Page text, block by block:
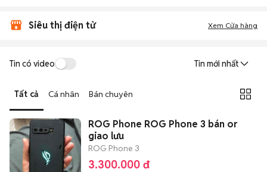
Siêu thị điện tử Xem Cửa hàng
Tin có video Tin mới nhất
Tất cả Cá nhân Bán chuyên
ROG Phone ROG Phone 3 bán or
giao lưu
ROG Phone 3
3.300.000 đ